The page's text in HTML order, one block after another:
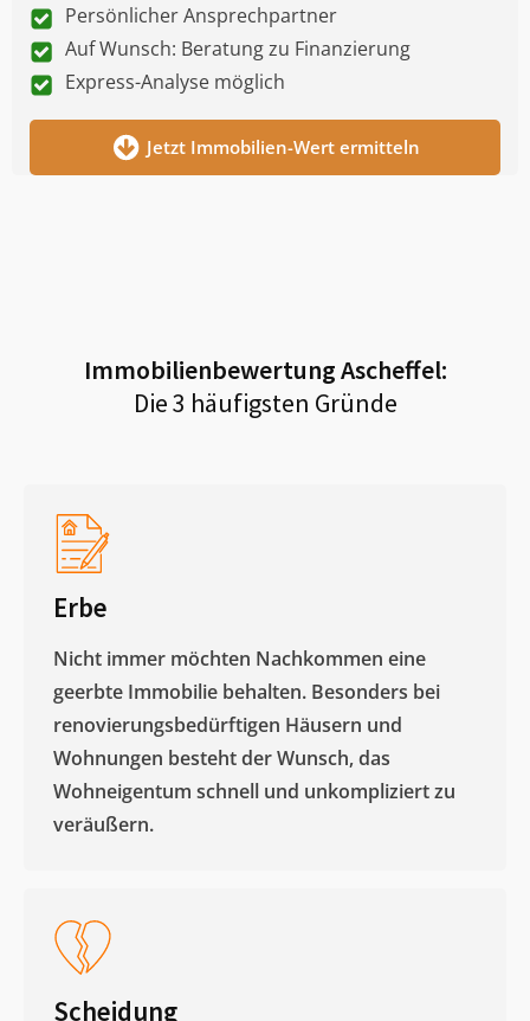
Persönlicher Ansprechpartner
Auf Wunsch: Beratung zu Finanzierung
Express-Analyse möglich
Jetzt Immobilien-Wert ermitteln
ImmobilienbewertungAscheffel:
Die 3 häufigsten Gründe
Erbe
Nicht immer möchten Nachkommen eine
geerbte Immobilie behalten. Besonders bei
renovierungsbedürftigen Häusern und
Wohnungen besteht der Wunsch, das
Wohneigentum schnell und unkompliziert zu
veräußern. ​
Scheidung